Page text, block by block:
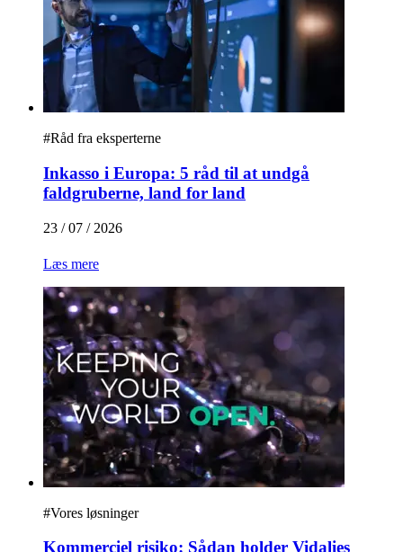
#Råd fra eksperterne
Inkasso i Europa: 5 råd til at undgå
faldgruberne, land for land
23 / 07 / 2026
Læs mere
#Vores løsninger
Kommerciel risiko: Sådan holder Vidalies